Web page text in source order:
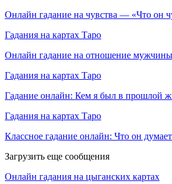
Онлайн гадание на чувства — «Что он
Гадания на картах Таро
Онлайн гадание на отношение
Гадания на картах Таро
Гадание онлайн: Кем я был в прошлой
Гадания на картах Таро
Классное гадание онлайн: Что он
Загрузить еще сообщения
Онлайн гадания на цыганских картах